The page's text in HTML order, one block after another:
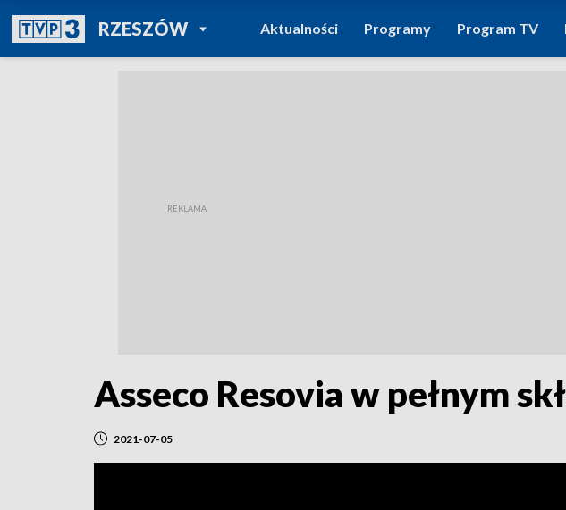
RZESZÓWPOWRÓT DO
TVP REGIONY
Aktualności Programy Program TV
Asseco Resovia w pełnym
2021-07-05